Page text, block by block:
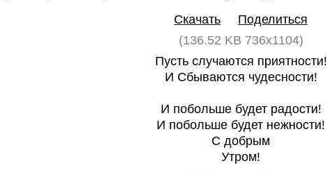
Скачать
Поделиться
(136.52 KB 736x1104)
Пусть случаются приятности!
И Сбываются чудесности!
И побольше будет радости!
И побольше будет нежности!
С добрым
Утром!